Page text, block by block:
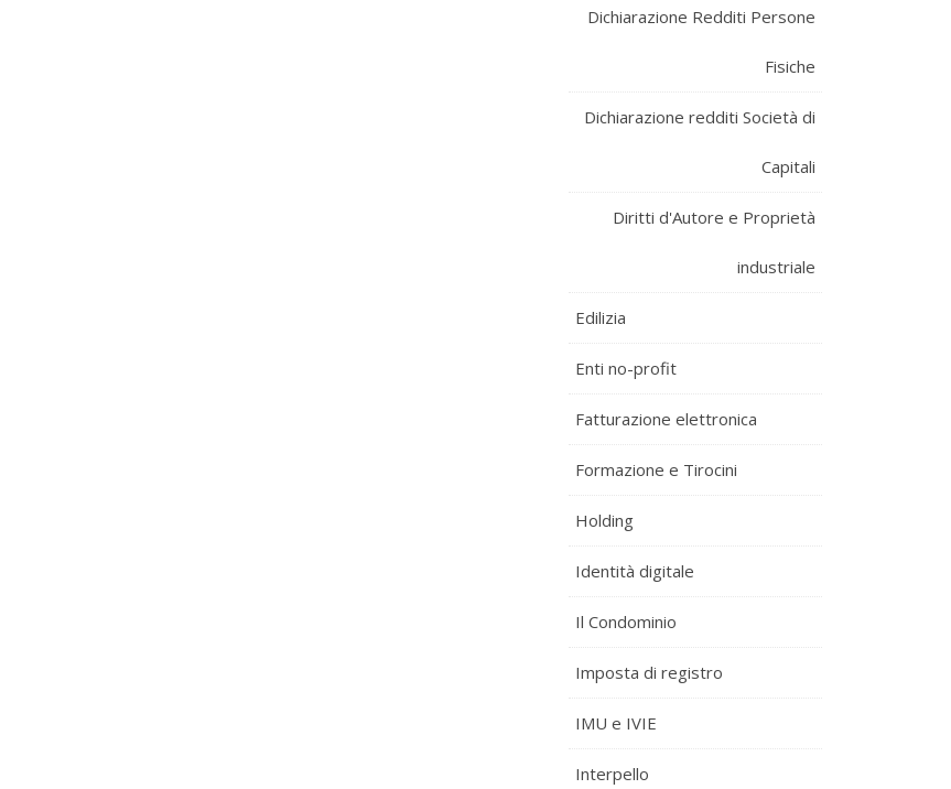
Dichiarazione Redditi Persone
Fisiche
Dichiarazione redditi Società di
Capitali
Diritti d'Autore e Proprietà
industriale
Edilizia
Enti no-profit
Fatturazione elettronica
Formazione e Tirocini
Holding
Identità digitale
Il Condominio
Imposta di registro
IMU e IVIE
Interpello